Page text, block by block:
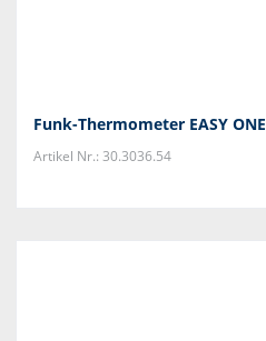
Funk-Thermometer EASY ONE
Artikel Nr.: 30.3036.54